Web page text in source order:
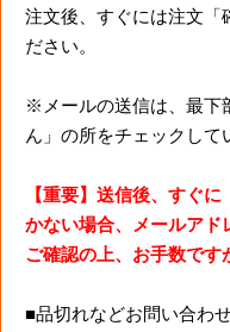
注文後、すぐには注文「
ださい。
※メールの送信は、最下
ん」の所をチェックして
【重要】送信後、すぐ
かない場合、メールアド
ご確認の上、お手数です
■品切れなどお問い合わ